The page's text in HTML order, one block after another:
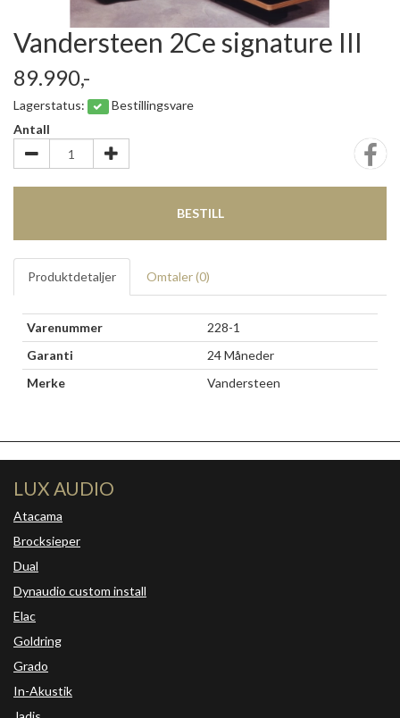
Vandersteen 2Ce signature III
89.990,-
Lagerstatus:
Bestillingsvare
Antall
BESTILL
Produktdetaljer Omtaler (0)
Varenummer
228-1
Garanti
24 Måneder
Merke
Vandersteen
LUX AUDIO
Atacama
Brocksieper
Dual
Dynaudio custom install
Elac
Goldring
Grado
In-Akustik